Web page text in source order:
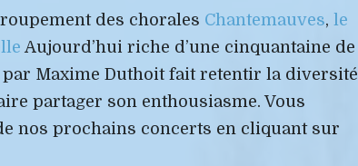
des chorales Chantemauves,le
Aujourd’hui riche d’une cinquantaine de
Maxime Duthoit fait retentir la diversité
partager son enthousiasme. Vous
nos prochains concerts en cliquant sur